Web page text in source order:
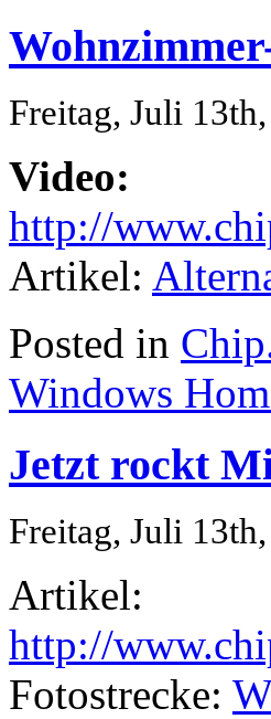
Freitag, Juli
Video:
http://
Artikel:
Posted in
Windows
Jetzt rockt
Freitag, Juli
Artikel:
http://
Fotostrecke: